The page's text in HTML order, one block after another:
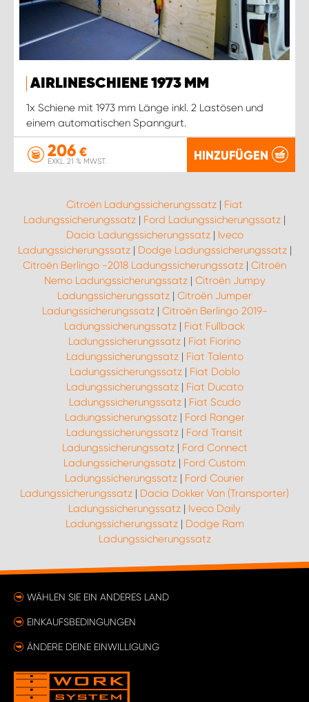
AIRLINESCHIENE 1973 MM
1x Schiene mit 1973 mm Länge inkl. 2 Lastösen und
einem automatischen Spanngurt.
206 €
EXKL. 21 % MWST. HINZUFÜGEN
Citroën Ladungssicherungssatz | Fiat
Ladungssicherungssatz | Ford Ladungssicherungssatz |
Dacia Ladungssicherungssatz| Iveco
Ladungssicherungssatz| Dodge Ladungssicherungssatz|
Citroën Berlingo -2018 Ladungssicherungssatz | Citroën
Nemo Ladungssicherungssatz| Citroën Jumpy
Ladungssicherungssatz | Citroën Jumper
Ladungssicherungssatz| Citroën Berlingo 2019-
Ladungssicherungssatz | Fiat Fullback
Ladungssicherungssatz | Fiat Fiorino
Ladungssicherungssatz| Fiat Talento
Ladungssicherungssatz| Fiat Doblo
Ladungssicherungssatz| Fiat Ducato
Ladungssicherungssatz| Fiat Scudo
Ladungssicherungssatz| Ford Ranger
Ladungssicherungssatz | Ford Transit
Ladungssicherungssatz| Ford Connect
Ladungssicherungssatz | Ford Custom
Ladungssicherungssatz | Ford Courier
Ladungssicherungssatz | Dacia Dokker Van (Transporter)
Ladungssicherungssatz | Iveco Daily
Ladungssicherungssatz| Dodge Ram
Ladungssicherungssatz
WÄHLEN SIE EIN ANDERES LAND
EINKAUFSBEDINGUNGEN
ÄNDERE DEINE EINWILLIGUNG